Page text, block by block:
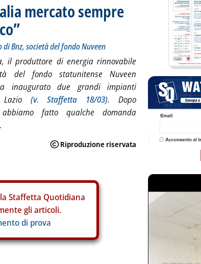
mercato sempre
Bnz, società del fondo Nuveen
il produttore di energia rinnovabile
del fondo statunitense Nuveen
inaugurato due grandi impianti
(v. Staffetta 18/03). Dopo
abbiamo fatto qualche domanda
Staffetta Quotidiana
gli articoli.
di prova